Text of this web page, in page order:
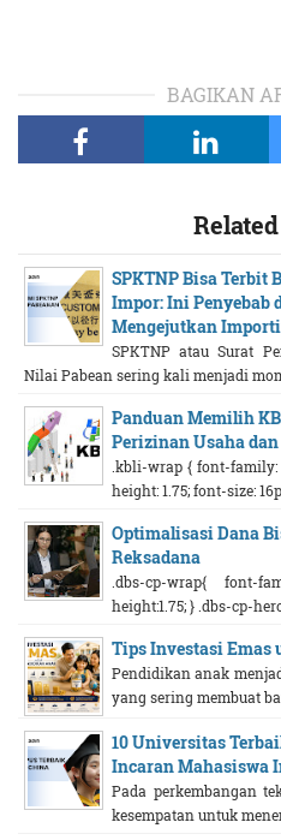
BAGIKAN
SPKTNP Bisa Terbit
Impor: Ini Penyebab
Mengejutkan
SPKTNP atau Surat
Nilai Pabean sering kali menjadi
Panduan Memilih
Perizinan Usaha dan
.kbli-wrap { font-family:
height: 1.75; font-size:
Optimalisasi Dana
Reksadana
.dbs-cp-wrap{ font-
height:1.75; } .dbs-cp-
Tips Investasi
Pendidikan anak
yang sering membuat
10 Universitas
Incaran Mahasiswa
Pada perkembangan
kesempatan untuk